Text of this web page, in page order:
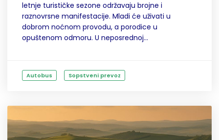
letnje turističke sezone održavaju brojne i
raznovrsne manifestacije. Mladi će uživati u
dobrom noćnom provodu, a porodice u
opuštenom odmoru. U neposrednoj...
Autobus Sopstveni prevoz